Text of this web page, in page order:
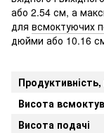
або 2.54 см, а
для всмоктуючих
дюйми або 10.16
Продуктивність,
Висота
Висота подачі